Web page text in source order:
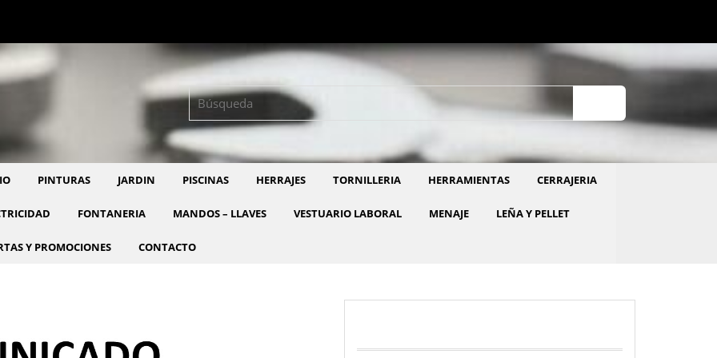
Buscar:
PINTURAS JARDIN PISCINAS HERRAJES TORNILLERIA HERRAMIENTAS CERRAJERIA
FONTANERIA MANDOS – LLAVES VESTUARIO LABORAL MENAJE LEÑA Y PELLET
Y PROMOCIONES CONTACTO